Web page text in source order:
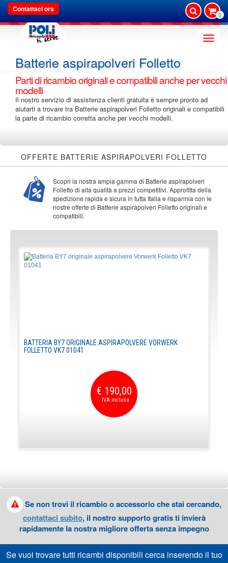
Contattaci ora
0
Toggle
Batterie aspirapolveri Folletto
Parti di ricambio originali e compatibili anche per vecchi
modelli
Il nostro servizio di assistenza clienti gratuita è sempre pronto ad
aiutarti a trovare tra Batterie aspirapolveri Folletto originali e compatibili
la parte di ricambio corretta anche per vecchi modelli.
OFFERTE BATTERIE ASPIRAPOLVERI FOLLETTO
Scopri la nostra ampia gamma di Batterie aspirapolveri
Folletto di alta qualità a prezzi competitivi. Approfitta della
spedizione rapida e sicura in tutta Italia e risparmia con le
nostre offerte di Batterie aspirapolveri Folletto originali e
compatibili.
BATTERIA BY7 ORIGINALE ASPIRAPOLVERE VORWERK
FOLLETTO VK7 01041
€ 190,00
Se non trovi il ricambio o accessorio che stai cercando,
contattaci subito, il nostro supporto gratis ti invierà
rapidamente la nostra migliore offerta senza impegno
Se vuoi trovare tutti ricambi disponibili cerca inserendo il tuo